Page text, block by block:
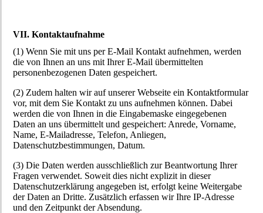
VII. Kontaktaufnahme
(1) Wenn Sie mit uns per E-Mail Kontakt aufnehmen, werden
die von Ihnen an uns mit Ihrer E-Mail übermittelten
personenbezogenen Daten gespeichert.
(2) Zudem halten wir auf unserer Webseite ein Kontaktformular
vor, mit dem Sie Kontakt zu uns aufnehmen können. Dabei
werden die von Ihnen in die Eingabemaske eingegebenen
Daten an uns übermittelt und gespeichert: Anrede, Vorname,
Name, E-Mailadresse, Telefon, Anliegen,
Datenschutzbestimmungen, Datum.
(3) Die Daten werden ausschließlich zur Beantwortung Ihrer
Fragen verwendet. Soweit dies nicht explizit in dieser
Datenschutzerklärung angegeben ist, erfolgt keine Weitergabe
der Daten an Dritte. Zusätzlich erfassen wir Ihre IP-Adresse
und den Zeitpunkt der Absendung.